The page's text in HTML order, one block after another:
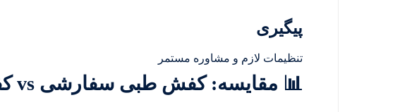
پیگیری
تنظیمات لازم و مشاوره مستمر
📊 مقایسه: کفش طبی سفارشی vs کفش آماده